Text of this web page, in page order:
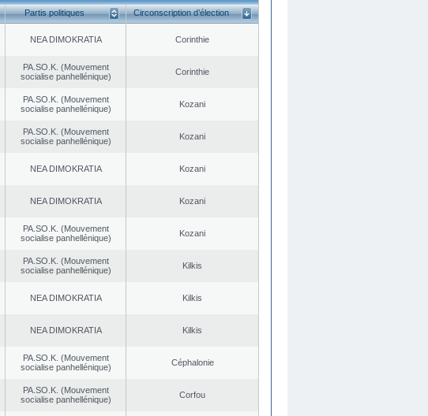
Partis politiques Circonscription d’élection
NEA DΙMOKRATIA Corinthie
PA.SO.K. (Mouvement
socialise panhellénique)
Corinthie
PA.SO.K. (Mouvement
socialise panhellénique)
Kozani
PA.SO.K. (Mouvement
socialise panhellénique)
Kozani
NEA DΙMOKRATIA Kozani
NEA DΙMOKRATIA Kozani
PA.SO.K. (Mouvement
socialise panhellénique)
Kozani
PA.SO.K. (Mouvement
socialise panhellénique)
Kilkis
NEA DΙMOKRATIA Kilkis
NEA DΙMOKRATIA Kilkis
PA.SO.K. (Mouvement
socialise panhellénique)
Céphalonie
PA.SO.K. (Mouvement
socialise panhellénique)
Corfou